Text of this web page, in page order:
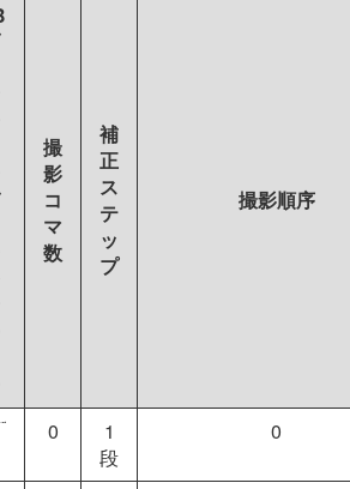
撮
影
コ
マ
数
補
正
ス
テ
ッ
プ
撮影順序
0
1
段
0